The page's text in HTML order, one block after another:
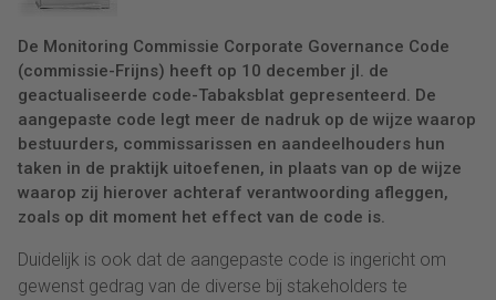
De Monitoring Commissie Corporate Governance Code
(commissie-Frijns) heeft op 10 december jl. de
geactualiseerde code-Tabaksblat gepresenteerd. De
aangepaste code legt meer de nadruk op de wijze waarop
bestuurders, commissarissen en aandeelhouders hun
taken in de praktijk uitoefenen, in plaats van op de wijze
waarop zij hierover achteraf verantwoording afleggen,
zoals op dit moment het effect van de code is.
Duidelijk is ook dat de aangepaste code is ingericht om
gewenst gedrag van de diverse bij stakeholders te